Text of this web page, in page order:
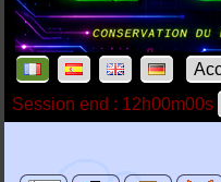
Session end : 12h00m00s